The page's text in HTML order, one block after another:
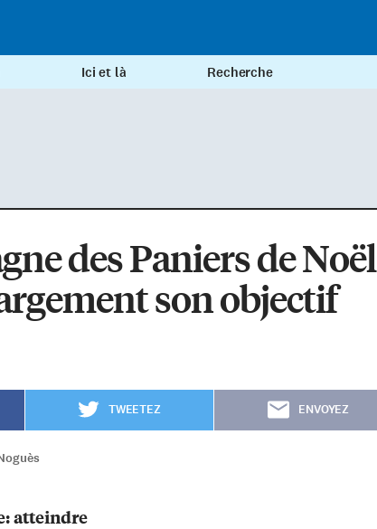
Ici et là Recherche
des Paniers de Noël
son objectif
TWEETEZ ENVOYEZ
atteindre